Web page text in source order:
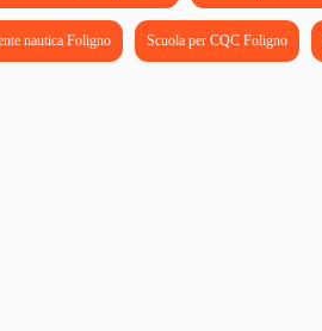
nautica Foligno Scuola per CQC Foligno